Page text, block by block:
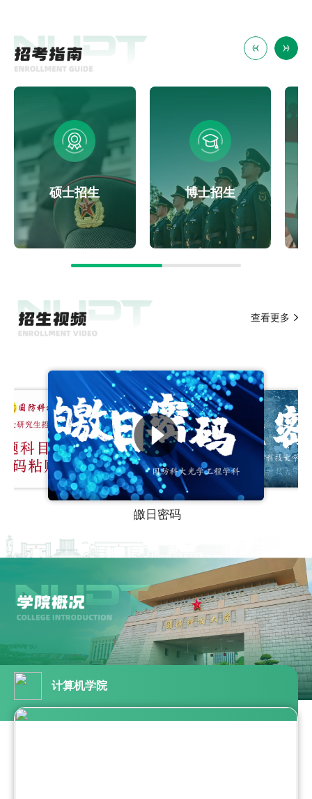
硕士招生 博士招生
查看更多
皦日密码
计算机学院